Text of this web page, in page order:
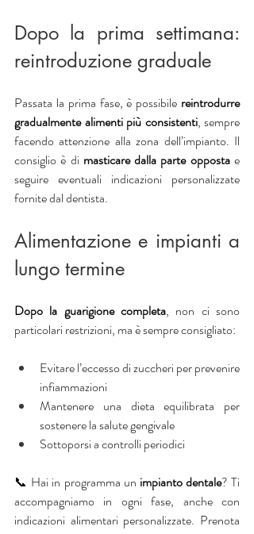
Dopo la prima settimana:
reintroduzione graduale
Passata la prima fase, è possibile reintrodurre
gradualmente alimenti più consistenti, sempre
facendo attenzione alla zona dell’impianto. Il
consiglio è di masticare dalla parte opposta e
seguire eventuali indicazioni personalizzate
fornite dal dentista.
Alimentazione e impianti a
lungo termine
Dopo la guarigione completa, non ci sono
particolari restrizioni, ma è sempre consigliato:
Evitare l’eccesso di zuccheri per prevenire
infiammazioni
Mantenere una dieta equilibrata per
sostenere la salute gengivale
Sottoporsi a controlli periodici
📞 Hai in programma un impianto dentale? Ti
accompagniamo in ogni fase, anche con
indicazioni alimentari personalizzate. Prenota